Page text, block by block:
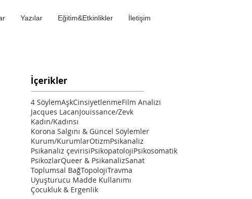
Yazılar Eğitim&Etkinlikler İletişim
İçerikler
4 SöylemAşkCinsiyetlenmeFilm Analizi
Jacques LacanJouissance/Zevk
Kadın/Kadınsı
Korona Salgını & Güncel Söylemler
Kurum/KurumlarOtizmPsikanaliz
Psikanaliz çevirisiPsikopatolojiPsikosomatik
PsikozlarQueer & PsikanalizSanat
Toplumsal BağTopolojiTravma
Uyuşturucu Madde Kullanımı
Çocukluk & Ergenlik